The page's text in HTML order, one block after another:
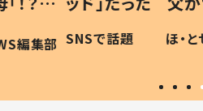
編集部
作り続ける理由
#令和の子
SNSで話題 ほ・